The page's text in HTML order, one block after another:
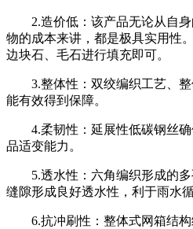
2.造价低：该产品无论从自
物的成本来讲，都是极具实用性
边块石、毛石进行填充即可。
3.整体性：双绞编织工艺、
能有效得到保障。
4.柔韧性：延展性低碳钢丝
品适变能力。
5.透水性：六角编织形成的
缝隙形成良好透水性，利于雨水
6.抗冲刷性：整体式网箱结